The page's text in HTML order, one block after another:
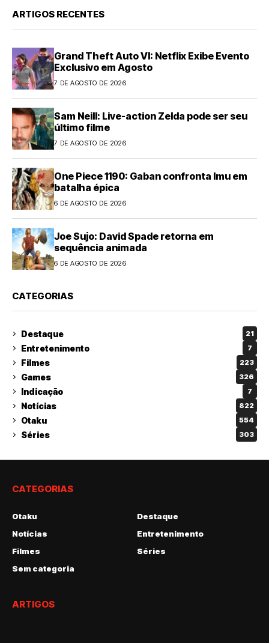
ARTIGOS RECENTES
Grand Theft Auto VI: Netflix Exibe Evento
Exclusivo em Agosto
7 DE AGOSTO DE 2026
Sam Neill: Live-action Zelda pode ser seu
último filme
7 DE AGOSTO DE 2026
One Piece 1190: Gaban confronta Imu em
batalha épica
6 DE AGOSTO DE 2026
Joe Sujo: David Spade retorna em
sequência animada
6 DE AGOSTO DE 2026
CATEGORIAS
Destaque 21
Entretenimento 7
Filmes 223
Games 326
Indicação 7
Notícias 822
Otaku 554
Séries 303
CATEGORIAS
Otaku
Destaque
Notícias
Entretenimento
Filmes
Séries
Sem categoria
ARTIGOS